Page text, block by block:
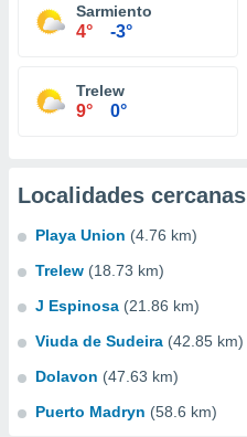
Sarmiento
4° -3°
Trelew
9° 0°
Localidades cercanas
Playa Union (4.76 km)
Trelew (18.73 km)
J Espinosa (21.86 km)
Viuda de Sudeira (42.85 km)
Dolavon (47.63 km)
Puerto Madryn (58.6 km)